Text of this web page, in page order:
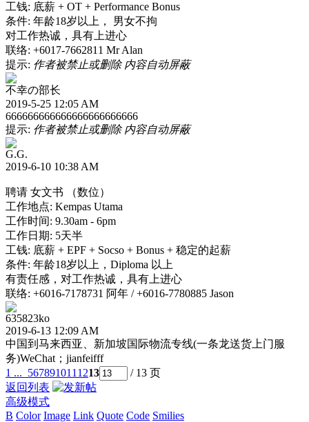
工钱: 底薪 + OT + Performance Bonus
条件: 年龄18岁以上， 男女不拘
对工作热诚，具有上进心
联络: +6017-7662811 Mr Alan
提示: 作者被禁止或删除 内容自动屏蔽
不幸の部长
2019-5-25 12:05 AM
666666666666666666666666
提示: 作者被禁止或删除 内容自动屏蔽
G.G.
2019-6-10 10:38 AM
聘请 女文书 （数位）
工作地点: Kempas Utama
工作时间: 9.30am - 6pm
工作日期: 5天半
工钱: 底薪 + EPF + Socso + Bonus + 稳定的起薪
条件: 年龄18岁以上，Diploma 以上
有责任感，对工作热诚，具有上进心
联络: +6016-7178731 阿年 / +6016-7780885 Jason
635823ko
2019-6-13 12:09 AM
中国到马来西亚、新加坡国际物流专线(一条龙送货上门服
务)WeChat；jianfeifff
1 ... 567891011 1213
/ 13 页
返回列表
高级模式
B Color Image Link Quote Code Smilies